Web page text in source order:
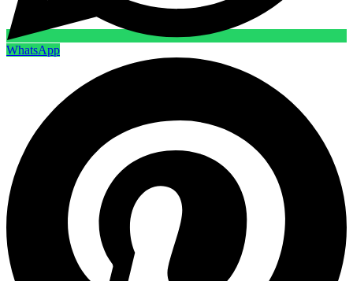
WhatsApp